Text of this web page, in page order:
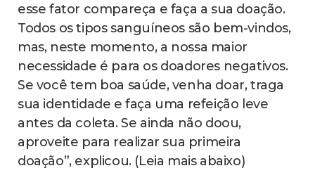
esse fator compareça e faça a sua doação.
Todos os tipos sanguíneos são bem-vindos,
mas, neste momento, a nossa maior
necessidade é para os doadores negativos.
Se você tem boa saúde, venha doar, traga
sua identidade e faça uma refeição leve
antes da coleta. Se ainda não doou,
aproveite para realizar sua primeira
doação”, explicou. (Leia mais abaixo)